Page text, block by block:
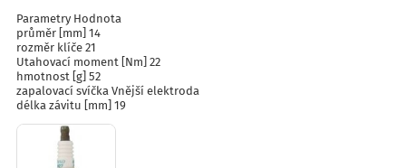
Parametry Hodnota
průměr [mm] 14
rozměr klíče 21
Utahovací moment [Nm] 22
hmotnost [g] 52
zapalovací svíčka Vnější elektroda
délka závitu [mm] 19